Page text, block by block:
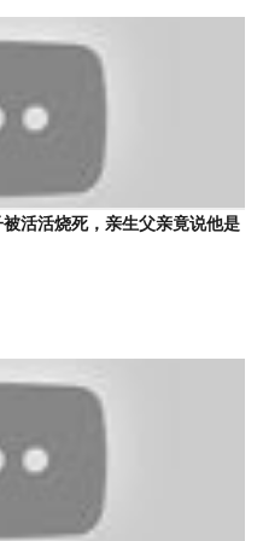
活活烧死，亲生父亲竟说他是